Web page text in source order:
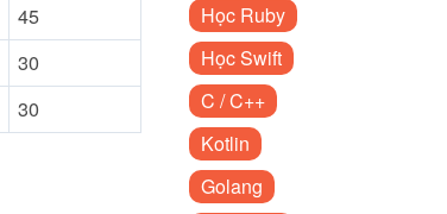
45
30
30
Học Ruby
Học Swift
C / C++
Kotlin
Golang